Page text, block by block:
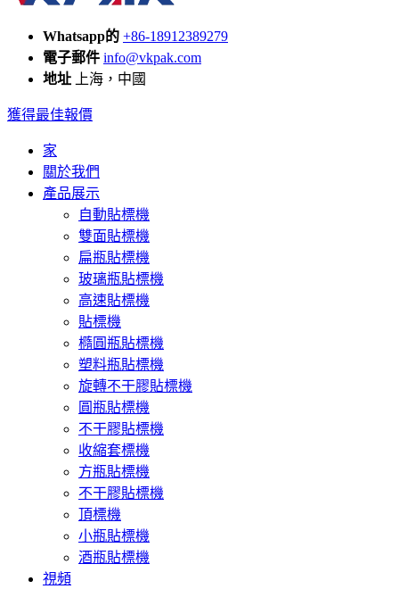
Whatsapp的 +86-18912389279
電子郵件 info@vkpak.com
地址 上海，中國
獲得最佳報價
家
關於我們
產品展示
自動貼標機
雙面貼標機
扁瓶貼標機
玻璃瓶貼標機
高速貼標機
貼標機
橢圓瓶貼標機
塑料瓶貼標機
旋轉不干膠貼標機
圓瓶貼標機
不干膠貼標機
收縮套標機
方瓶貼標機
不干膠貼標機
頂標機
小瓶貼標機
酒瓶貼標機
視頻